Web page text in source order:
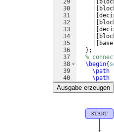
29
30
31
32
33
34
35
36
37
38
39
40
41
base
} ;
%
\begin{
\path
\path
\path (
Ausgabe erzeugen